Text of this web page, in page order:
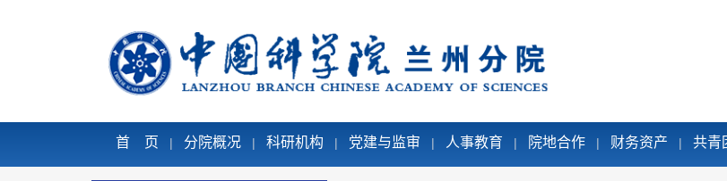
首 页 | 分院概况 | 科研机构 | 党建与监审 | 人事教育 | 院地合作 | 财务资产 | 共青